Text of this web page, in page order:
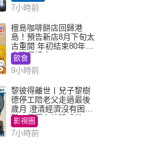
實｜Juicy叮
7小時前
檀島咖啡餅店回歸港
島！預告新店8月下旬太
古重開 年初結束80年歷
史灣仔總店
飲食
9小時前
黎彼得離世丨兒子黎樹
德停工陪老父走過最後
歲月 澄清經濟沒有困
難：傳聞有誇張成份
影視圈
7小時前